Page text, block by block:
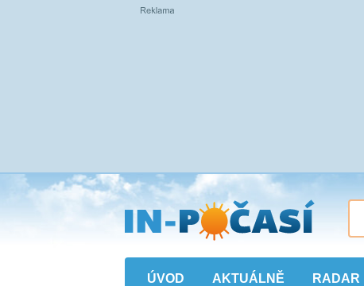
Přejít
na
hlavní
obsah
ÚVOD AKTUÁLNĚ RADAR